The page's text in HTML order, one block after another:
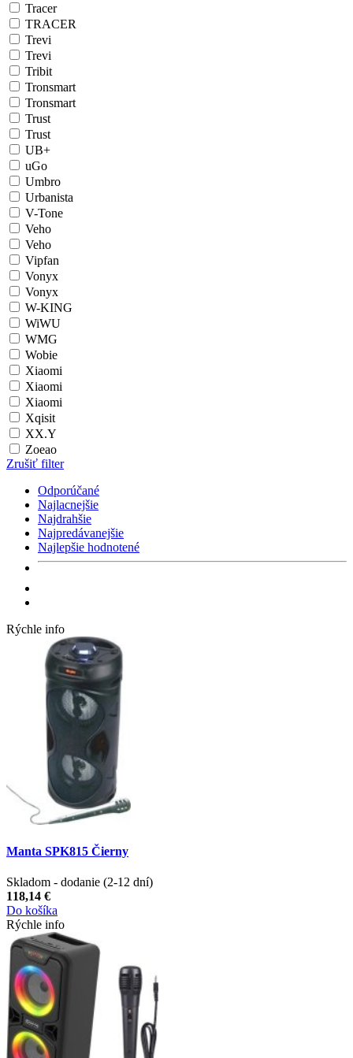
Tracer
TRACER
Trevi
Trevi
Tribit
Tronsmart
Tronsmart
Trust
Trust
UB+
uGo
Umbro
Urbanista
V-Tone
Veho
Veho
Vipfan
Vonyx
Vonyx
W-KING
WiWU
WMG
Wobie
Xiaomi
Xiaomi
Xiaomi
Xqisit
XX.Y
Zoeao
Zrušiť filter
Odporúčané
Najlacnejšie
Najdrahšie
Najpredávanejšie
Najlepšie hodnotené
Rýchle info
Manta SPK815 Čierny
Skladom - dodanie (2-12 dní)
118,14 €
Do košíka
Rýchle info